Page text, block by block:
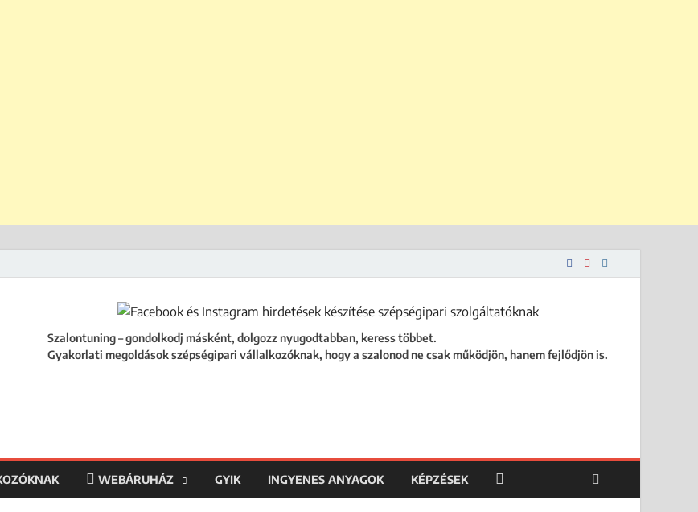
Szalontuning – gondolkodj másként, dolgozz nyugodtabban, keress többet.
Gyakorlati megoldások szépségipari vállalkozóknak, hogy a szalonod ne csak működjön, hanem fejlődjön is.
WEBÁRUHÁZ GYIK INGYENES ANYAGOK KÉPZÉSEK